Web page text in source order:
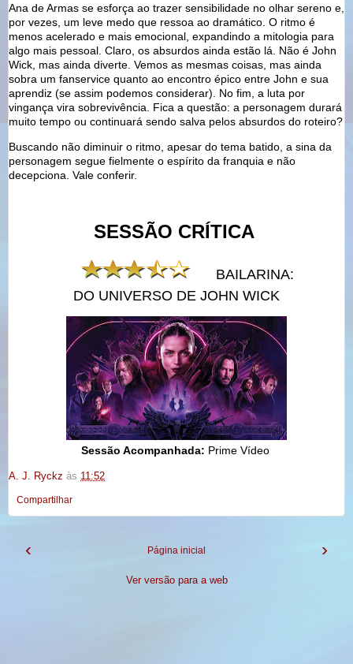
Ana de Armas se esforça ao trazer sensibilidade no olhar sereno e,
por vezes, um leve medo que ressoa ao dramático. O ritmo é
menos acelerado e mais emocional, expandindo a mitologia para
algo mais pessoal. Claro, os absurdos ainda estão lá. Não é John
Wick, mas ainda diverte. Vemos as mesmas coisas, mas ainda
sobra um fanservice quanto ao encontro épico entre John e sua
aprendiz (se assim podemos considerar). No fim, a luta por
vingança vira sobrevivência. Fica a questão: a personagem durará
muito tempo ou continuará sendo salva pelos absurdos do roteiro?
Buscando não diminuir o ritmo, apesar do tema batido, a sina da
personagem segue fielmente o espírito da franquia e não
decepciona. Vale conferir.
SESSÃO CRÍTICA
BAILARINA:
DO UNIVERSO DE JOHN WICK
Sessão Acompanhada: Prime Vídeo
A. J. Ryckz às 11:52
Compartilhar
‹ ›
Página inicial
Ver versão para a web